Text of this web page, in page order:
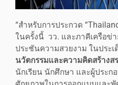
“สำหรับการประกวด
ในครั้งนี้ วว. และภาคีเครือข่
ประชันความสวยงาม ในประ
นวัตกรรมและความคิดสร้างส
นักเรียน นักศึกษา และผู้ประก